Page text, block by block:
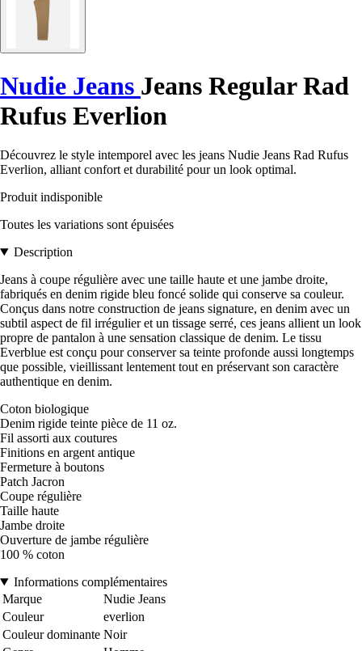
Nudie Jeans Jeans Regular Rad
Rufus Everlion
Découvrez le style intemporel avec les jeans Nudie Jeans Rad Rufus
Everlion, alliant confort et durabilité pour un look optimal.
Produit indisponible
Toutes les variations sont épuisées
Description
Jeans à coupe régulière avec une taille haute et une jambe droite,
fabriqués en denim rigide bleu foncé solide qui conserve sa couleur.
Conçus dans notre construction de jeans signature, en denim avec un
subtil aspect de fil irrégulier et un tissage serré, ces jeans allient un look
propre de pantalon à une sensation classique de denim. Le tissu
Everblue est conçu pour conserver sa teinte profonde aussi longtemps
que possible, vieillissant lentement tout en préservant son caractère
authentique en denim.
Coton biologique
Denim rigide teinte pièce de 11 oz.
Fil assorti aux coutures
Finitions en argent antique
Fermeture à boutons
Patch Jacron
Coupe régulière
Taille haute
Jambe droite
Ouverture de jambe régulière
100 % coton
Informations complémentaires
Marque
Nudie Jeans
Couleur
everlion
Couleur dominante Noir